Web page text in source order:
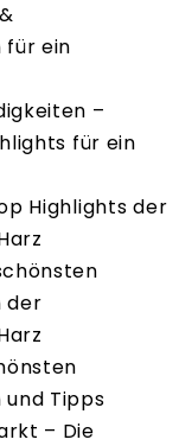
für ein
–
für ein
Highlights der
der
Tipps
– Die